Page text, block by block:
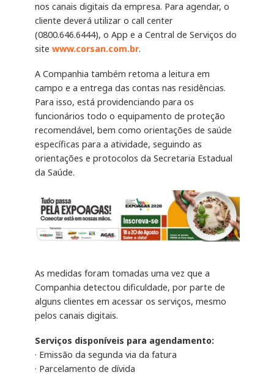
nos canais digitais da empresa. Para agendar, o
cliente deverá utilizar o call center
(0800.646.6444), o App e a Central de Serviços do
site www.corsan.com.br.
A Companhia também retoma a leitura em
campo e a entrega das contas nas residências.
Para isso, está providenciando para os
funcionários todo o equipamento de proteção
recomendável, bem como orientações de saúde
específicas para a atividade, seguindo as
orientações e protocolos da Secretaria Estadual
da Saúde.
As medidas foram tomadas uma vez que a
Companhia detectou dificuldade, por parte de
alguns clientes em acessar os serviços, mesmo
pelos canais digitais.
Serviços disponíveis para agendamento:
· Emissão da segunda via da fatura
· Parcelamento de dívida